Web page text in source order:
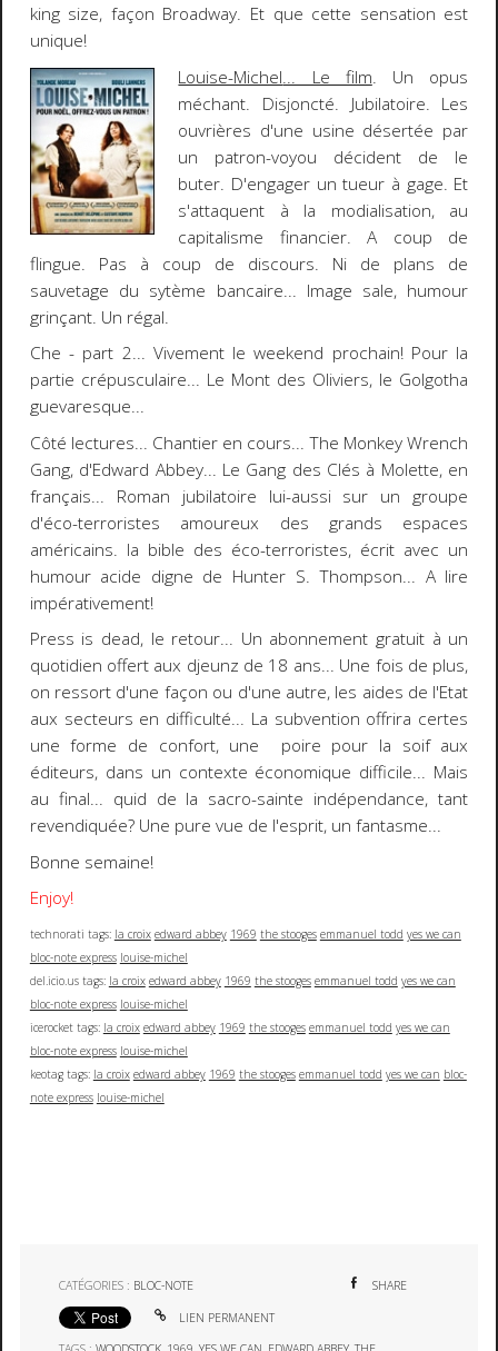
king size, façon Broadway. Et que cette sensation est
unique!
Louise-Michel... Le film. Un opus
méchant. Disjoncté. Jubilatoire. Les
ouvrières d'une usine désertée par
un patron-voyou décident de le
buter. D'engager un tueur à gage. Et
s'attaquent à la modialisation, au
capitalisme financier. A coup de
flingue. Pas à coup de discours. Ni de plans de
sauvetage du sytème bancaire... Image sale, humour
grinçant. Un régal.
Che - part 2... Vivement le weekend prochain! Pour la
partie crépusculaire... Le Mont des Oliviers, le Golgotha
guevaresque...
Côté lectures... Chantier en cours...The Monkey Wrench
Gang, d'Edward Abbey... Le Gang des Clés à Molette, en
français... Roman jubilatoire lui-aussi sur un groupe
d'éco-terroristes amoureux des grands espaces
américains. la bible des éco-terroristes, écrit avec un
humour acide digne de Hunter S. Thompson... A lire
impérativement!
Press is dead, le retour... Un abonnement gratuit à un
quotidien offert aux djeunz de 18 ans... Une fois de plus,
on ressort d'une façon ou d'une autre, les aides de l'Etat
aux secteurs en difficulté... La subvention offrira certes
une forme de confort, une poire pour la soif aux
éditeurs, dans un contexte économique difficile... Mais
au final... quid de la sacro-sainte indépendance, tant
revendiquée? Une pure vue de l'esprit, un fantasme...
Bonne semaine!
Enjoy!
technorati tags: la croix edward abbey 1969 the stooges emmanuel todd yes we can
bloc-note express louise-michel
del.icio.us tags: la croix edward abbey 1969 the stooges emmanuel todd yes we can
bloc-note express louise-michel
icerocket tags: la croix edward abbey 1969 the stooges emmanuel todd yes we can
bloc-note express louise-michel
keotag tags: la croix edward abbey 1969 the stooges emmanuel todd yes we can bloc-
note express louise-michel
CATÉGORIES : BLOC-NOTE SHARE
LIEN PERMANENT